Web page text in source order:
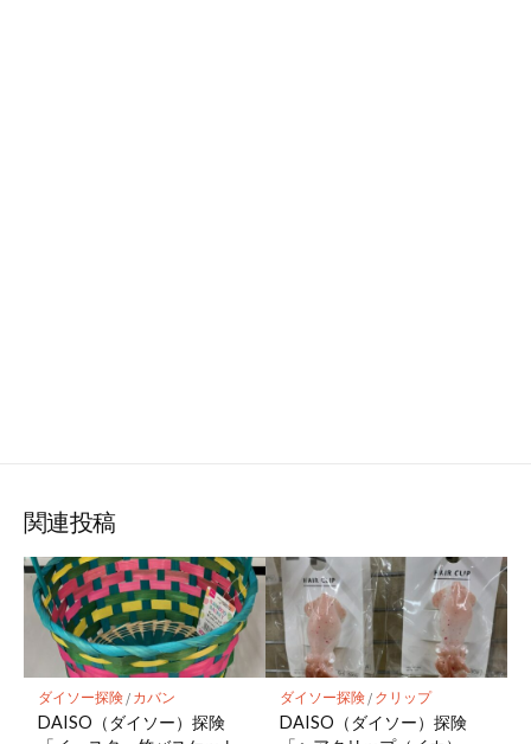
関連投稿
ダイソー探険/ カバン
DAISO（ダイソー）探険
ダイソー探険/ クリップ
DAISO（ダイソー）探険